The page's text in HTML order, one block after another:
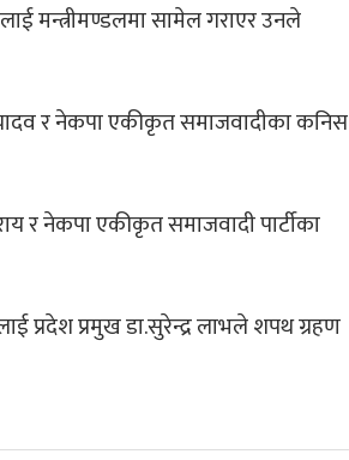
मन्त्रीमण्डलमा सामेल गराएर उनले
र नेकपा एकीकृत समाजवादीका कनिस
र नेकपा एकीकृत समाजवादी पार्टीका
प्रदेश प्रमुख डा.सुरेन्द्र लाभले शपथ ग्रहण